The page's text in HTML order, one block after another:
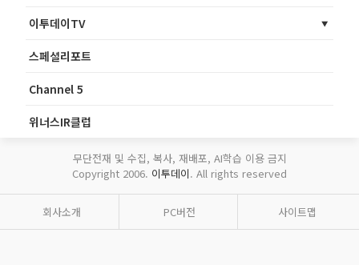
이투데이TV
스페셜리포트
Channel 5
위너스IR클럽
무단전재 및 수집, 복사, 재배포, AI학습 이용 금지
Copyright 2006. 이투데이. All rights reserved
회사소개 PC버전 사이트맵